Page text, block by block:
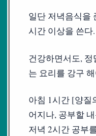
일단 저녁음식을
시간 이상을 쓴다.
건강하면서도,
는 요리를 강구
아침 1시간 [양질
어지나, 공부할
저녁 2시간 공부